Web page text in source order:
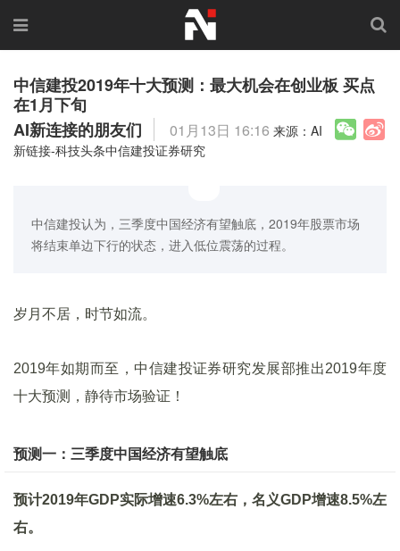
中信建投2019年十大预测：最大机会在创业板 买点
在1月下旬
AI新连接的朋友们
01月13日 16:16 来源：AI
新链接-科技头条中信建投证券研究
中信建投认为，三季度中国经济有望触底，2019年股票市场
将结束单边下行的状态，进入低位震荡的过程。
岁月不居，时节如流。
2019年如期而至，中信建投证券研究发展部推出2019年度
十大预测，静待市场验证！
预测一：三季度中国经济有望触底
预计2019年GDP实际增速6.3%左右，名义GDP增速8.5%左
右。